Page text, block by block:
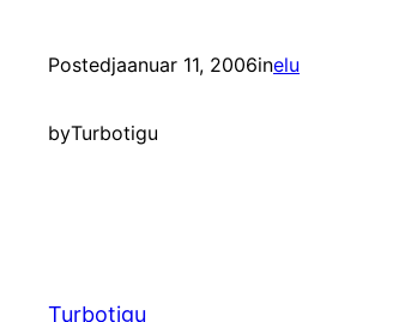
Postedjaanuar 11, 2006inelu
byTurbotigu
Turbotigu